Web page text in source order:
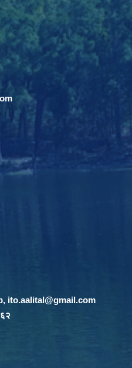
, ito.aalital@gmail.com